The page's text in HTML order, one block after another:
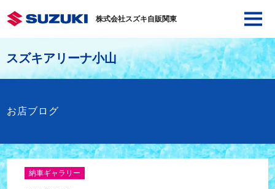
株式会社スズキ自販関東
スズキアリーナ小山
お店ブログ
納車ギャラリー